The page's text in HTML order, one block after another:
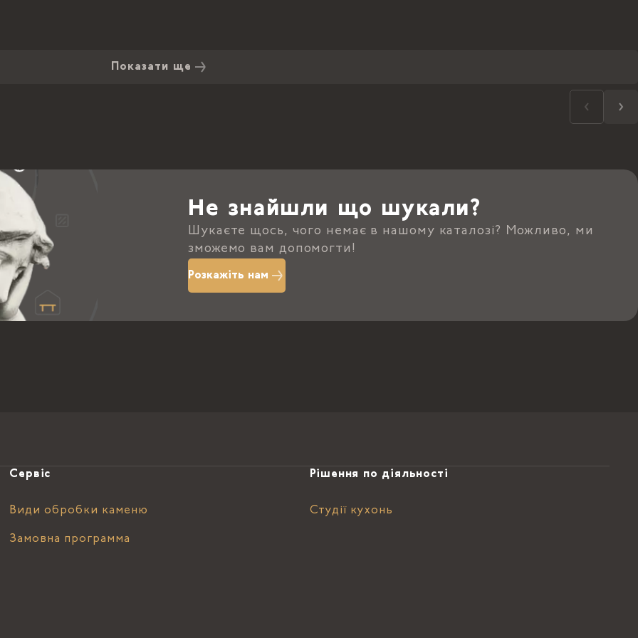
Показати ще
Не знайшли що шукали?
Шукаєте щось, чого немає в нашому каталозі? Можливо, ми
зможемо вам допомогти!
Розкажіть нам
Сервіс
Види обробки каменю
Замовна программа
Рішення по діяльності
Студії кухонь